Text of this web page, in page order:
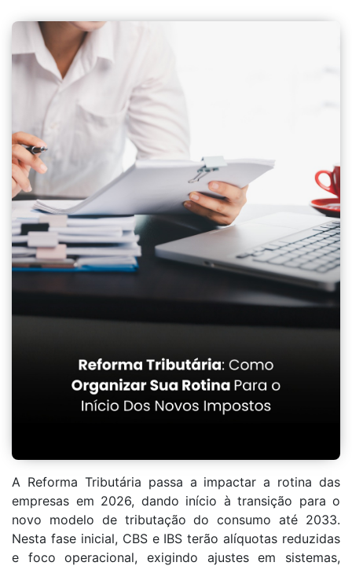
A Reforma Tributária passa a impactar a rotina das
empresas em 2026, dando início à transição para o
novo modelo de tributação do consumo até 2033.
Nesta fase inicial, CBS e IBS terão alíquotas reduzidas
e foco operacional, exigindo ajustes em sistemas,